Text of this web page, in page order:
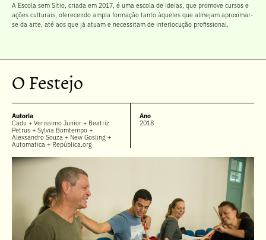
A Escola sem Sítio, criada em 2017, é uma escola de ideias, que promove cursos e
ações culturais, oferecendo ampla formação tanto àqueles que almejam aproximar-
se da arte, até aos que já atuam e necessitam de interlocução profissional.
O Festejo
Autoria
Cadu + Verissimo Junior + Beatriz
Petrus + Sylvia Bomtempo +
Alexsandro Souza + New Gosling +
Automatica + República.org
Ano
2018